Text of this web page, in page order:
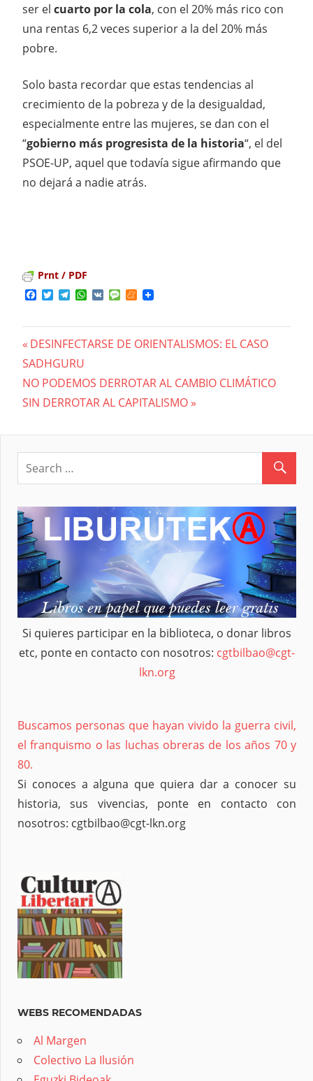
ser el cuarto por la cola, con el 20% más rico con
una rentas 6,2 veces superior a la del 20% más
pobre.
Solo basta recordar que estas tendencias al
crecimiento de la pobreza y de la desigualdad,
especialmente entre las mujeres, se dan con el
“gobierno más progresista de la historia“, el del
PSOE-UP, aquel que todavía sigue afirmando que
no dejará a nadie atrás.
Prnt / PDF
Facebook
TwitterTelegram
WhatsApp
VK MessageMeneame
Navegación
de
Previous
Post:
DESINFECTARSE DE ORIENTALISMOS: EL CASO
SADHGURU
Next
Post:
NO PODEMOS DERROTAR AL CAMBIO CLIMÁTICO
SIN DERROTAR AL CAPITALISMO
Si quieres participar en la biblioteca, o donar libros
etc, ponte en contacto con nosotros: cgtbilbao@cgt-
lkn.org
Buscamos personas que hayan vivido la guerra civil,
el franquismo o las luchas obreras de los años 70 y
80.
Si conoces a alguna que quiera dar a conocer su
historia, sus vivencias, ponte en contacto con
nosotros: cgtbilbao@cgt-lkn.org
WEBS RECOMENDADAS
Al Margen
Colectivo La Ilusión